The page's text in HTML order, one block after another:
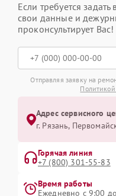
Если требуется задать
свои данные и
проконсультирует Вас!
Отправляя заявку на
Адрес сервисного
г. Рязань,
Горячая линия
+7 (800) 301-55-83
Время работы
Ежедневно с 9:00